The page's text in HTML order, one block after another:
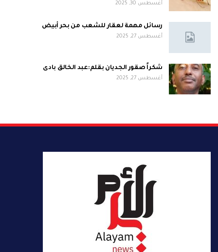
أغسطس 30, 2025
رسائل مهمة لعقار للشعب من بحر أبيض
أغسطس 27, 2025
شكراً صقور الجديان بقلم:عبد الخالق بادى
أغسطس 27, 2025